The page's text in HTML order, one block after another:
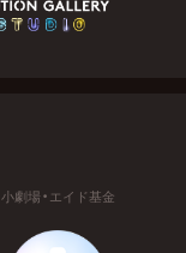
小劇場・エイド基金